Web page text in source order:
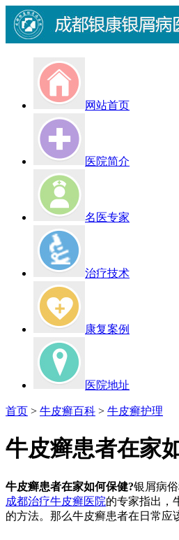
网站首页
医院简介
名医专家
治疗技术
康复案例
医院地址
首页 > 牛皮癣百科 > 牛皮癣护理
牛皮癣患者在家
牛皮癣患者在家如何保健?银屑病
成都治疗牛皮癣医院的专家指出，
的方法。那么牛皮癣患者在日常应